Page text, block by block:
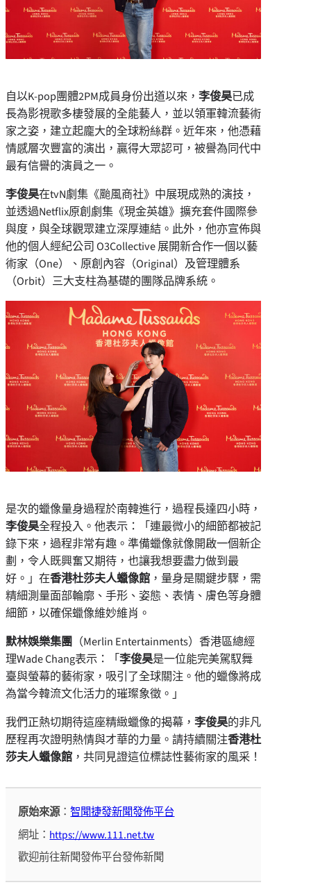
自以K-pop團體2PM成員身份出道以來， 李俊昊已成
長為影視歌多棲發展的全能藝人，並以領軍韓流藝術
家之姿，建立起龐大的全球粉絲群。近年來，他憑藉
情感層次豐富的演出，贏得大眾認可，被譽為同代中
最有信譽的演員之一。
李俊昊在tvN劇集《颱風商社》中展現成熟的演技，
並透過Netflix原創劇集《現金英雄》擴充套件國際參
與度，與全球觀眾建立深厚連結。此外，他亦宣佈與
他的個人經紀公司 O3Collective 展開新合作一個以藝
術家（One）、原創內容（Original）及管理體系
（Orbit）三大支柱為基礎的團隊品牌系統。
是次的蠟像量身過程於南韓進行，過程長達四小時，
李俊昊全程投入。他表示：「連最微小的細節都被記
錄下來，過程非常有趣。準備蠟像就像開啟一個新企
劃，令人既興奮又期待，也讓我想要盡力做到最
好。」在香港杜莎夫人蠟像館 ，量身是關鍵步驟，需
精細測量面部輪廓、手形、姿態、表情、膚色等身體
細節，以確保蠟像維妙維肖。
默林娛樂集團 （Merlin Entertainments）香港區總經
理Wade Chang表示：「李俊昊是一位能完美駕馭舞
臺與螢幕的藝術家，吸引了全球關注。他的蠟像將成
為當今韓流文化活力的璀璨象徵。」
我們正熱切期待這座精緻蠟像的揭幕， 李俊昊的非凡
歷程再次證明熱情與才華的力量。請持續關注香港杜
莎夫人蠟像館 ，共同見證這位標誌性藝術家的風采！
原始來源：智聞捷發新聞發佈平台
網址： https://www.111.net.tw
歡迎前往新聞發佈平台發佈新聞